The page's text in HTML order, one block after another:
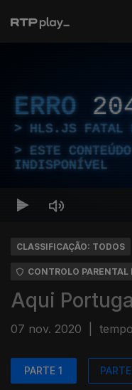
ERRO
HLS.JS FATAL
ESTE
INDISPONÍVEL
CLASSIFICAÇÃO: TODOS
CONTROLO PARENTAL
Aqui
07 nov. 2020
PARTE 1